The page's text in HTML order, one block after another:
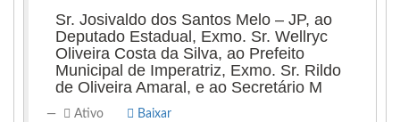
Sr. Josivaldo dos Santos Melo – JP, ao
Deputado Estadual, Exmo. Sr. Wellryc
Oliveira Costa da Silva, ao Prefeito
Municipal de Imperatriz, Exmo. Sr. Rildo
de Oliveira Amaral, e ao Secretário M
Ativo Baixar